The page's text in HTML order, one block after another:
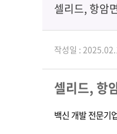
셀리드, 항암
작성일 :
셀리드, 항
백신 개발 전문기